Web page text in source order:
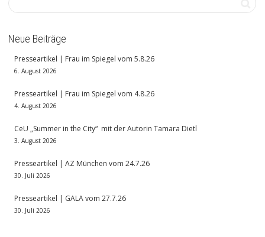
Neue Beiträge
Presseartikel | Frau im Spiegel vom 5.8.26
6. August 2026
Presseartikel | Frau im Spiegel vom 4.8.26
4. August 2026
CeU „Summer in the City“ mit der Autorin Tamara Dietl
3. August 2026
Presseartikel | AZ München vom 24.7.26
30. Juli 2026
Presseartikel | GALA vom 27.7.26
30. Juli 2026